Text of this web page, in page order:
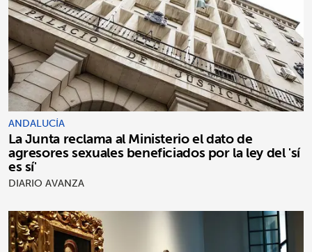
ANDALUCÍA
La Junta reclama al Ministerio el dato de
agresores sexuales beneficiados por la ley del 'sí
es sí'
DIARIO AVANZA